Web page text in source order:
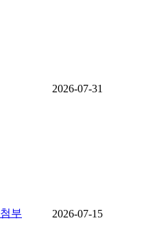
2026-07-31
첨부 2026-07-15